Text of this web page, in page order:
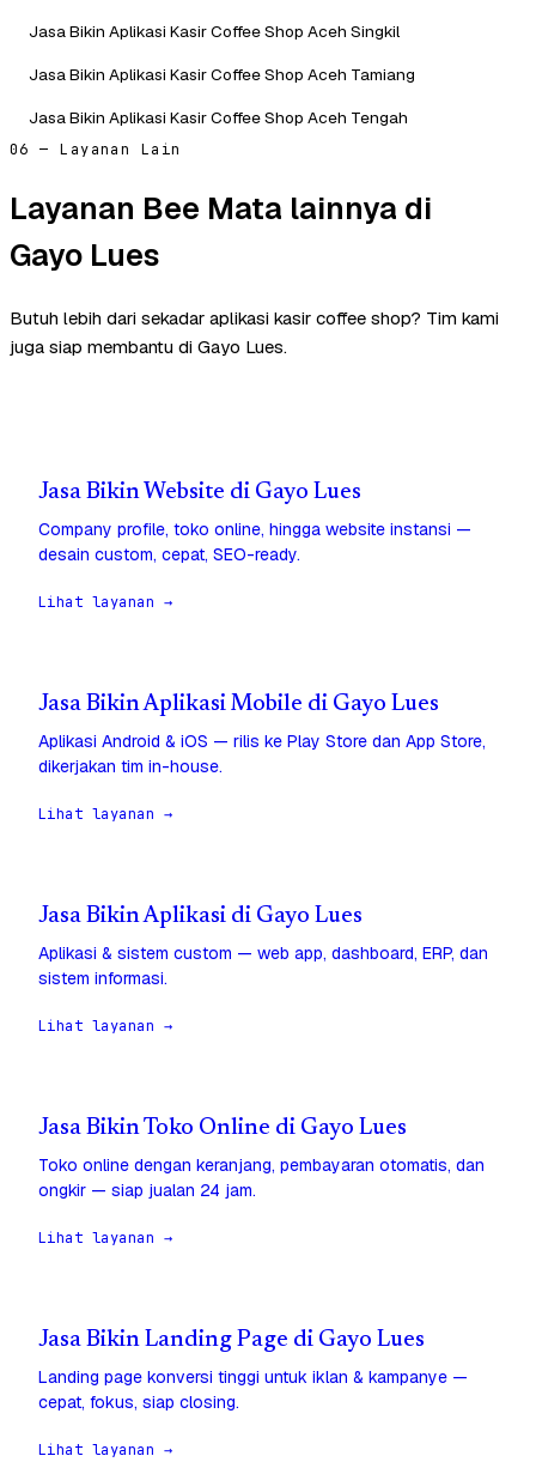
Jasa Bikin Aplikasi Kasir Coffee Shop Aceh Singkil
Jasa Bikin Aplikasi Kasir Coffee Shop Aceh Tamiang
Jasa Bikin Aplikasi Kasir Coffee Shop Aceh Tengah
06 — Layanan Lain
Layanan Bee Mata lainnya di
Gayo Lues
Butuh lebih dari sekadar aplikasi kasir coffee shop? Tim kami
juga siap membantu di Gayo Lues.
Jasa Bikin Website di Gayo Lues
Company profile, toko online, hingga website instansi —
desain custom, cepat, SEO-ready.
Lihat layanan →
Jasa Bikin Aplikasi Mobile di Gayo Lues
Aplikasi Android & iOS — rilis ke Play Store dan App Store,
dikerjakan tim in-house.
Lihat layanan →
Jasa Bikin Aplikasi di Gayo Lues
Aplikasi & sistem custom — web app, dashboard, ERP, dan
sistem informasi.
Lihat layanan →
Jasa Bikin Toko Online di Gayo Lues
Toko online dengan keranjang, pembayaran otomatis, dan
ongkir — siap jualan 24 jam.
Lihat layanan →
Jasa Bikin Landing Page di Gayo Lues
Landing page konversi tinggi untuk iklan & kampanye —
cepat, fokus, siap closing.
Lihat layanan →